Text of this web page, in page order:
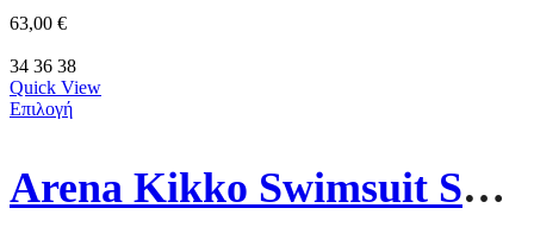
63,00 €
34 36 38
Quick View
Επιλογή
Arena Kikko Swimsuit Swim Pr Γυναικείο Μαγιό 010807-580 Μάυρο